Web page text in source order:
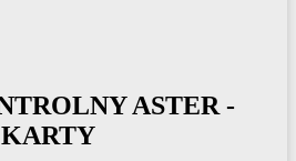
KARTY